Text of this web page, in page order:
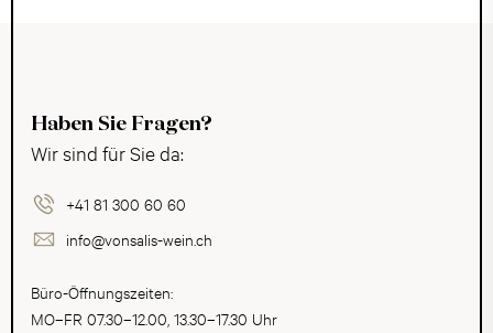
Haben Sie Fragen?
Wir sind für Sie da:
+41 81 300 60 60
info@vonsalis-wein.ch
Büro-Öffnungszeiten:
MO–FR 07.30–12.00, 13.30–17.30 Uhr